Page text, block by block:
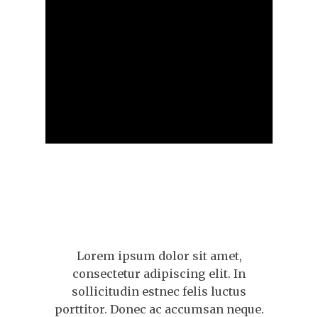
Lorem ipsum dolor sit amet,
consectetur adipiscing elit. In
sollicitudin estnec felis luctus
porttitor. Donec ac accumsan neque.